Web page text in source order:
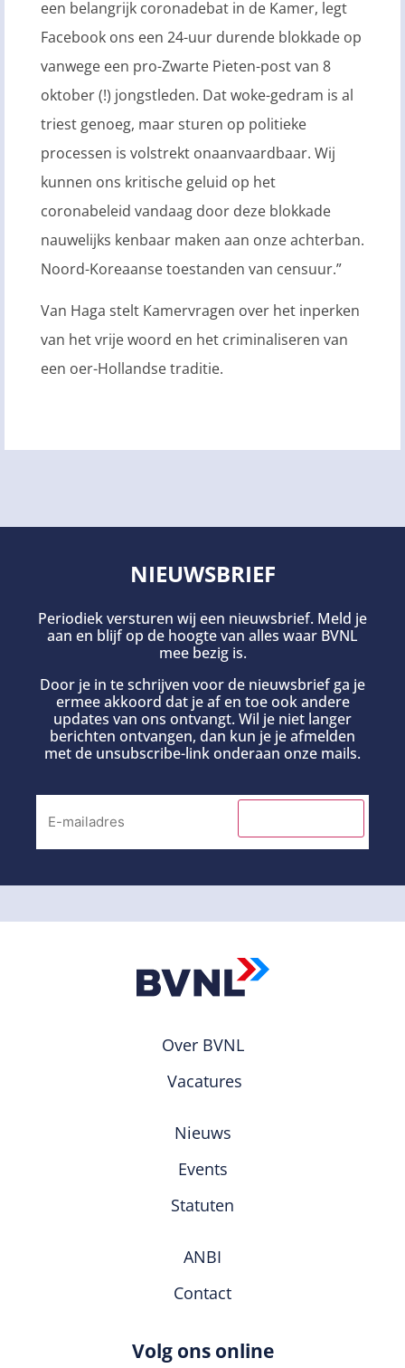
een belangrijk coronadebat in de Kamer, legt
Facebook ons een 24-uur durende blokkade op
vanwege een pro-Zwarte Pieten-post van 8
oktober (!) jongstleden. Dat woke-gedram is al
triest genoeg, maar sturen op politieke
processen is volstrekt onaanvaardbaar. Wij
kunnen ons kritische geluid op het
coronabeleid vandaag door deze blokkade
nauwelijks kenbaar maken aan onze achterban.
Noord-Koreaanse toestanden van censuur.”
Van Haga stelt Kamervragen over het inperken
van het vrije woord en het criminaliseren van
een oer-Hollandse traditie.
NIEUWSBRIEF
Periodiek versturen wij een nieuwsbrief. Meld je
aan en blijf op de hoogte van alles waar BVNL
mee bezig is.
Door je in te schrijven voor de nieuwsbrief ga je
ermee akkoord dat je af en toe ook andere
updates van ons ontvangt. Wil je niet langer
berichten ontvangen, dan kun je je afmelden
met de unsubscribe-link onderaan onze mails.
Over BVNL
Vacatures
Nieuws
Events
Statuten
ANBI
Contact
Volg ons online